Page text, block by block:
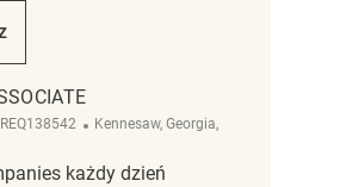
REQ130759
Coordinator
ReqId
REQ138542 Lokalizacja
Kennesaw, Georgia,
każdy dzień